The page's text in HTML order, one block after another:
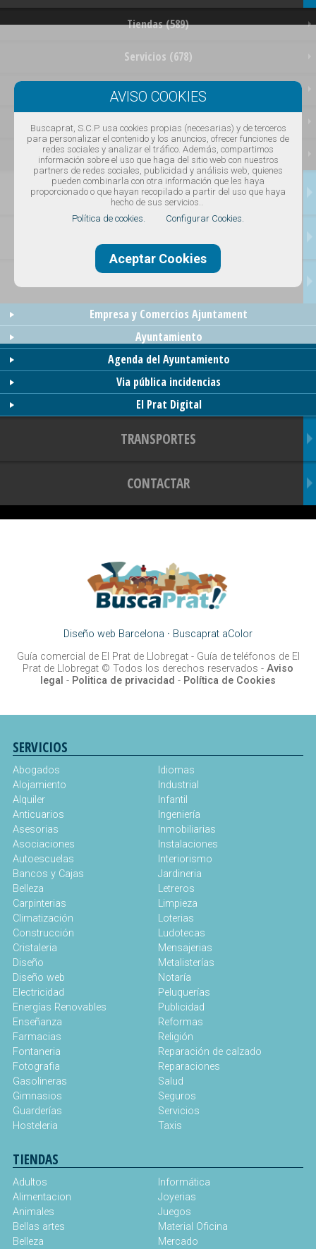
Tiendas (589)
Servicios (678)
Restaurantes (133)
Ocio (63)
Empresas (92)
OFERTAS
Empresa y Comercios Ajuntament
Ayuntamiento
Agenda del Ayuntamiento
Via pública incidencias
El Prat Digital
TRANSPORTES
CONTACTAR
Diseño web Barcelona · Buscaprat aColor
Guía comercial de El Prat de Llobregat - Guía de teléfonos de El
Prat de Llobregat © Todos los derechos reservados - Aviso
legal - Politica de privacidad - Política de Cookies
SERVICIOS
Abogados
Alojamiento
Alquiler
Anticuarios
Asesorias
Asociaciones
Autoescuelas
Bancos y Cajas
Belleza
Carpinterias
Climatización
Construcción
Cristaleria
Diseño
Diseño web
Electricidad
Energías Renovables
Enseñanza
Farmacias
Fontaneria
Fotografia
Gasolineras
Gimnasios
Guarderías
Hosteleria
Idiomas
Industrial
Infantil
Ingeniería
Inmobiliarias
Instalaciones
Interiorismo
Jardineria
Letreros
Limpieza
Loterias
Ludotecas
Mensajerias
Metalisterías
Notaría
Peluquerías
Publicidad
Reformas
Religión
Reparación de calzado
Reparaciones
Salud
Seguros
Servicios
Taxis
TIENDAS
Adultos
Alimentacion
Animales
Bellas artes
Belleza
Informática
Joyerias
Juegos
Material Oficina
Mercado
Buscaprat, S.C.P. usa cookies propias (necesarias) y de terceros
para personalizar el contenido y los anuncios, ofrecer funciones de
redes sociales y analizar el tráfico. Además, compartimos
información sobre el uso que haga del sitio web con nuestros
partners de redes sociales, publicidad y análisis web, quienes
pueden combinarla con otra información que les haya
proporcionado o que hayan recopilado a partir del uso que haya
hecho de sus servicios..
Política de cookies.
Configurar Cookies.
Aceptar Cookies